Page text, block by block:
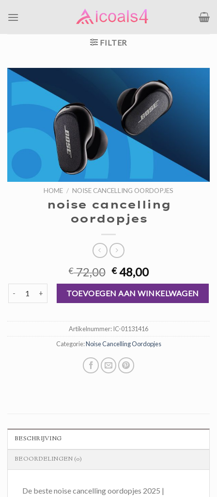
naar
FILTER
HOME / NOISE CANCELLING OORDOPJES
noise cancelling
oordopjes
€72,00 Oorspronkelijke
prijs
was:
€ 72,00.
€48,00Huidige
prijs
is:
€ 48,00.
noise cancelling oordopjes aantalTOEVOEGEN AAN WINKELWAGEN
Artikelnummer:IC-01131416
Categorie:Noise Cancelling Oordopjes
BESCHRIJVING
BEOORDELINGEN (0)
De beste noise cancelling oordopjes 2025 |